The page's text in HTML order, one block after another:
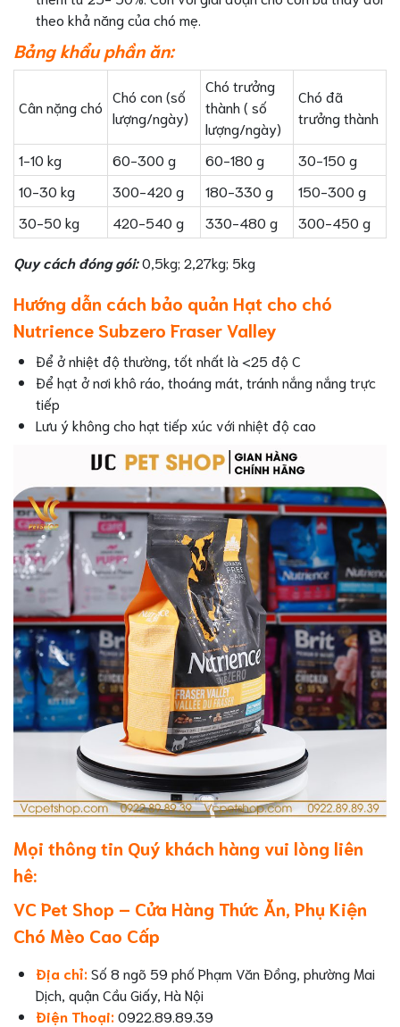
theo khả năng của chó mẹ.
Bảng khẩu phần ăn:
Cân nặng chó
Chó con (số
lượng/ngày)
Chó trưởng
thành ( số
lượng/ngày)
Chó đã
trưởng thành
1-10 kg 60-300 g 60-180 g
30-150 g
10-30 kg
300-420 g 180-330 g
150-300 g
30-50 kg
420-540 g 330-480 g 300-450 g
Quy cách đóng gói:0,5kg; 2,27kg; 5kg
Hướng dẫn cách bảo quản Hạt cho chó
Nutrience Subzero Fraser Valley
Để ở nhiệt độ thường, tốt nhất là <25 độ C
Để hạt ở nơi khô ráo, thoáng mát, tránh nắng nắng trực
tiếp
Lưu ý không cho hạt tiếp xúc với nhiệt độ cao
Mọi thông tin Quý khách hàng vui lòng liên
hê:
VC Pet Shop – Cửa Hàng Thức Ăn, Phụ Kiện
Chó Mèo Cao Cấp
Địa chỉ:Số 8 ngõ 59 phố Phạm Văn Đồng, phường Mai
Dịch, quận Cầu Giấy, Hà Nội
Điện Thoại:0922.89.89.39